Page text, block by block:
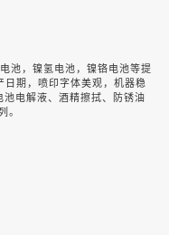
池，镍氢电池，镍铬电池等提
期，喷印字体美观，机器稳
池电解液、酒精擦拭、防锈油
。